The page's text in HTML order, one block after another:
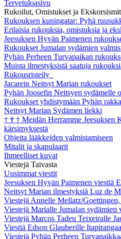
Tervetuloasivu
Rukoilut, Omistukset ja Ekskorsismit
Rukouksen kuningatar: Pyhä
Erilaisia rukouksia, omistuksia ja
Jeesuksen Hyvän Paimenen
Rukoukset Jumalan sydämien
Pyhän Perheen Turvapaikan
Muista ilmestyksistä saatuja
Rukousristeily
Jacarein Neitsyt Marian rukoukset
Pyhän Joosefin Neitsyen sydämelle
Rukoukset yhdistymään Pyhän
Neitsyt Marian Sydämen liekki
† † † Meidän Herramme Jeesuksen
kärsimyksestä
Ohjeita lääkkeiden valmistamiseen
Mitalit ja skapulaarit
Ihmeelliset kuvat
Viestejä Taivasta
Uusimmat viestit
Jeesuksen Hyvän Paimenen viestiä
Neitsyt Marian ilmestyksiä Luz de
Viestejä Annelle Mellatz/Goettingen,
Viestejä Marialle Jumalan sydämien
Viestejä Marcos Tadeu Teixeiralle
Viestiä Edson Glauberille
Viestejä Pyhän Perheen